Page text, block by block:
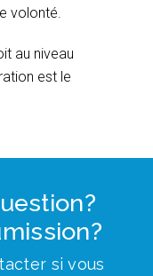
volonté.
au niveau
est le
si vous